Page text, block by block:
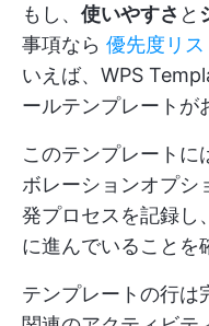
もし、 使いやすさ と
事項なら 優先度リス
いえば、WPS
ールテンプレートが
このテンプレートに
ボレーションオプシ
発プロセスを記録し
に進んでいることを
テンプレートの行は